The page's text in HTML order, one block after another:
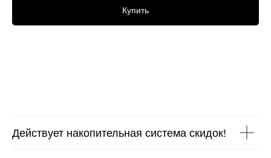
Купить
Действует накопительная система скидок!